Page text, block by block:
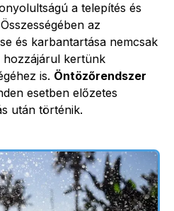
a telepítés és
az
és karbantartása nemcsak
hozzájárul kertünk
is. Öntözőrendszer
esetben előzetes
után történik.